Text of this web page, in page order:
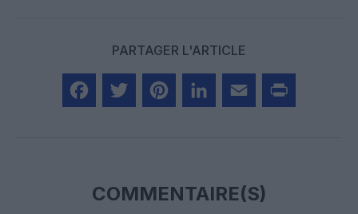
PARTAGER L'ARTICLE
COMMENTAIRE(S)